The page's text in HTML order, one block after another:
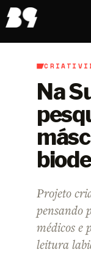
B9/
Na
Projeto
pensando
médicos e
leitura